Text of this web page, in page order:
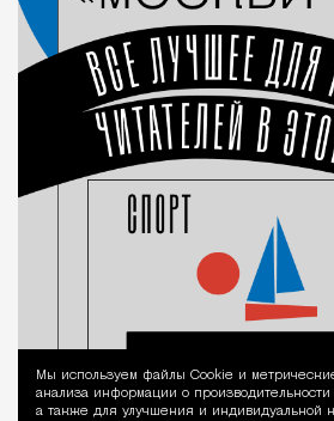
Мы используем файлы Сookie и
анализа информации о производительности
а также для улучшения и индивидуальной